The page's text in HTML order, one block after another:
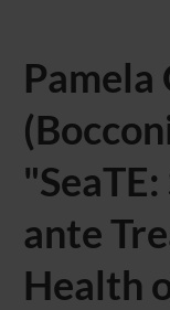
ante
Health